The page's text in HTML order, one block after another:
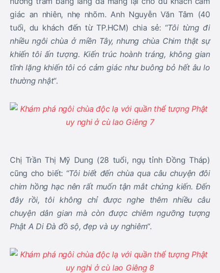
giác an nhiên, nhẹ nhõm. Anh Nguyễn Văn Tâm (40
tuổi, du khách đến từ TP.HCM) chia sẻ: “Tôi từng đi
nhiều ngôi chùa ở miền Tây, nhưng chùa Chim thật sự
khiến tôi ấn tượng. Kiến trúc hoành tráng, không gian
tĩnh lặng khiến tôi có cảm giác như buông bỏ hết âu lo
thường nhật“.
Chị Trần Thị Mỹ Dung (28 tuổi, ngụ tỉnh Đồng Tháp)
cũng cho biết: “Tôi biết đến chùa qua câu chuyện đôi
chim hồng hạc nên rất muốn tận mắt chứng kiến. Đến
đây rồi, tôi không chỉ được nghe thêm nhiều câu
chuyện dân gian mà còn được chiêm ngưỡng tượng
Phật A Di Đà đồ sộ, đẹp và uy nghiêm“.